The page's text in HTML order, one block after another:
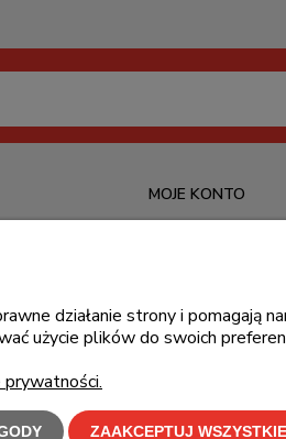
MOJE KONTO
Przechowalnia
działanie strony i
użycie plików do swoich
ZAAKCEPTUJ WSZYSTKIE